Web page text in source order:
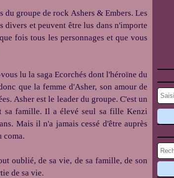
du groupe de rock Ashers & Embers. Les
divers et peuvent être lus dans n'importe
fois tous les personnages et que vous
lu la saga Ecorchés dont l'héroïne du
que la femme d'Asher, son amour de
Asher est le leader du groupe. C'est un
sa famille. Il a élevé seul sa fille Kenzi
Mais il n'a jamais cessé d'être auprès
coma.
oublié, de sa vie, de sa famille, de son
de sa vie.